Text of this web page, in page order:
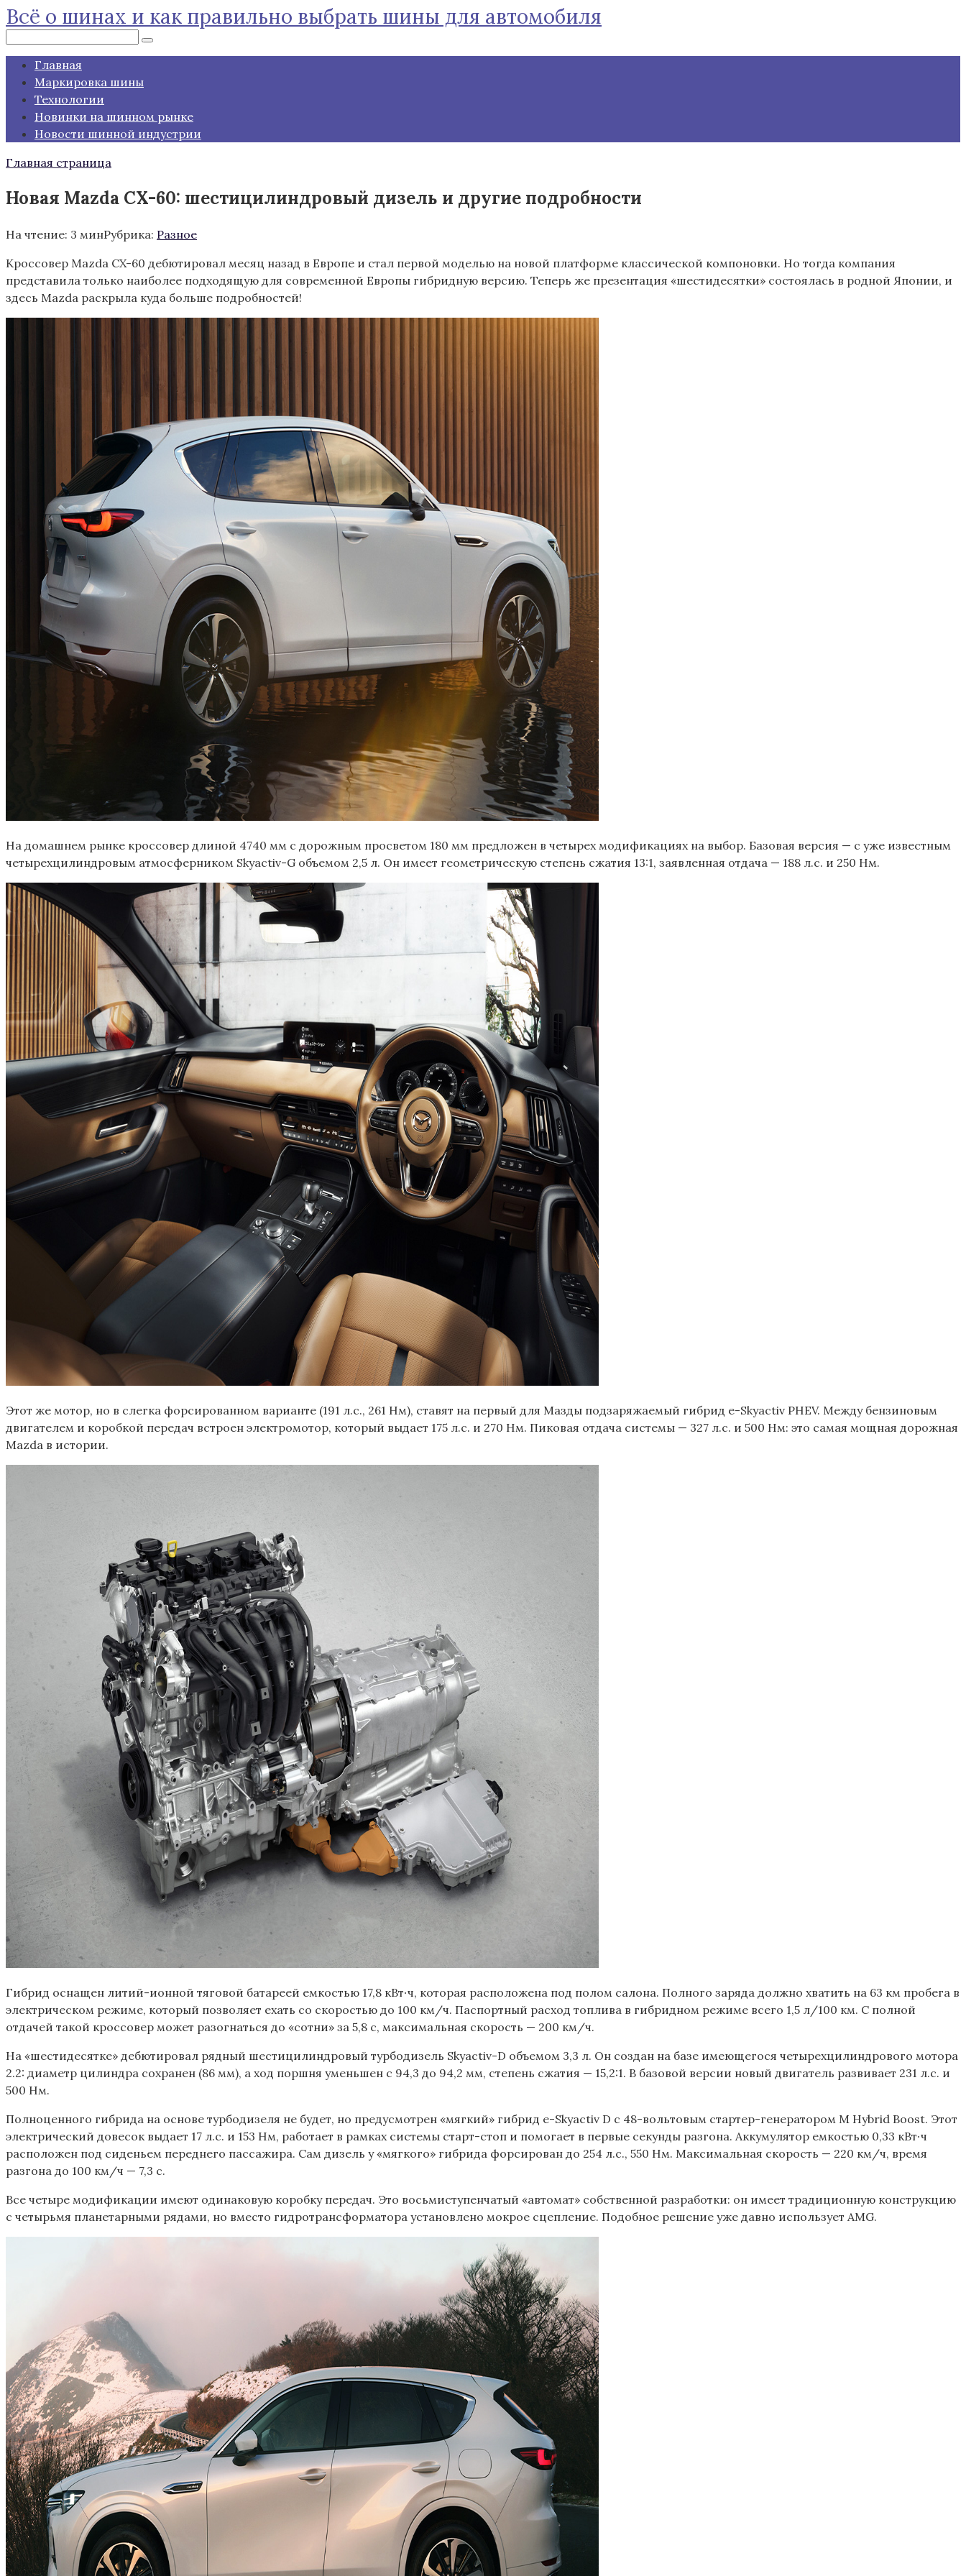
Перейти
к
контенту
Всё о шинах и как правильно выбрать шины для автомобиля
Главная
Маркировка шины
Технологии
Новинки на шинном рынке
Новости шинной индустрии
Главная страница
Новая Mazda CX-60: шестицилиндровый дизель и другие подробности
На чтение: 3 минРубрика: Разное
Кроссовер Mazda CX-60 дебютировал месяц назад в Европе и стал первой моделью на новой платформе классической компоновки. Но тогда компания
представила только наиболее подходящую для современной Европы гибридную версию. Теперь же презентация «шестидесятки» состоялась в родной Японии, и
здесь Mazda раскрыла куда больше подробностей!
На домашнем рынке кроссовер длиной 4740 мм с дорожным просветом 180 мм предложен в четырех модификациях на выбор. Базовая версия — с уже известным
четырехцилиндровым атмосферником Skyactiv-G объемом 2,5 л. Он имеет геометрическую степень сжатия 13:1, заявленная отдача — 188 л.с. и 250 Нм.
Этот же мотор, но в слегка форсированном варианте (191 л.с., 261 Нм), ставят на первый для Мазды подзаряжаемый гибрид e-Skyactiv PHEV. Между бензиновым
двигателем и коробкой передач встроен электромотор, который выдает 175 л.с. и 270 Нм. Пиковая отдача системы — 327 л.с. и 500 Нм: это самая мощная дорожная
Mazda в истории.
Гибрид оснащен литий-ионной тяговой батареей емкостью 17,8 кВт∙ч, которая расположена под полом салона. Полного заряда должно хватить на 63 км пробега в
электрическом режиме, который позволяет ехать со скоростью до 100 км/ч. Паспортный расход топлива в гибридном режиме всего 1,5 л/100 км. С полной
отдачей такой кроссовер может разогнаться до «сотни» за 5,8 с, максимальная скорость — 200 км/ч.
На «шестидесятке» дебютировал рядный шестицилиндровый турбодизель Skyactiv-D объемом 3,3 л. Он создан на базе имеющегося четырехцилиндрового мотора
2.2: диаметр цилиндра сохранен (86 мм), а ход поршня уменьшен с 94,3 до 94,2 мм, степень сжатия — 15,2:1. В базовой версии новый двигатель развивает 231 л.с. и
500 Нм.
Полноценного гибрида на основе турбодизеля не будет, но предусмотрен «мягкий» гибрид e-Skyactiv D с 48-вольтовым стартер-генератором M Hybrid Boost. Этот
электрический довесок выдает 17 л.с. и 153 Нм, работает в рамках системы старт-стоп и помогает в первые секунды разгона. Аккумулятор емкостью 0,33 кВт∙ч
расположен под сиденьем переднего пассажира. Сам дизель у «мягкого» гибрида форсирован до 254 л.с., 550 Нм. Максимальная скорость — 220 км/ч, время
разгона до 100 км/ч — 7,3 с.
Все четыре модификации имеют одинаковую коробку передач. Это восьмиступенчатый «автомат» собственной разработки: он имеет традиционную конструкцию
с четырьмя планетарными рядами, но вместо гидротрансформатора установлено мокрое сцепление. Подобное решение уже давно использует AMG.